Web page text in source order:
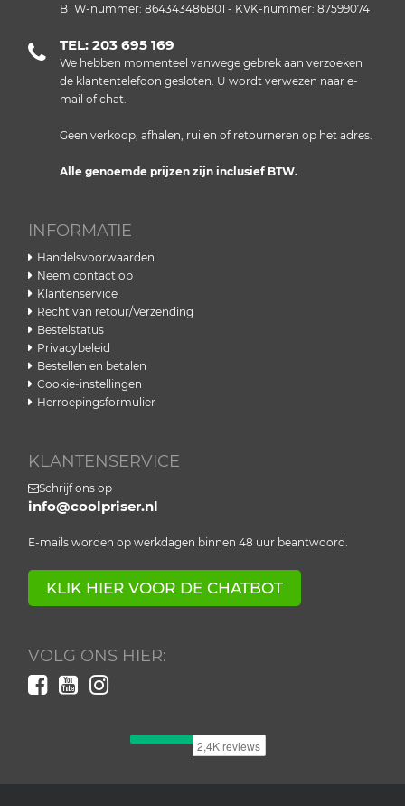
BTW-nummer: 864343486B01 - KVK-nummer: 87599074
TEL: 203 695 169
We hebben momenteel vanwege gebrek aan verzoeken
de klantentelefoon gesloten. U wordt verwezen naar e-
mail of chat.
Geen verkoop, afhalen, ruilen of retourneren op het adres.
Alle genoemde prijzen zijn inclusief BTW.
INFORMATIE
Handelsvoorwaarden
Neem contact op
Klantenservice
Recht van retour/Verzending
Bestelstatus
Privacybeleid
Bestellen en betalen
Cookie-instellingen
Herroepingsformulier
KLANTENSERVICE
Schrijf ons op
info@coolpriser.nl
E-mails worden op werkdagen binnen 48 uur beantwoord.
KLIK HIER VOOR DE CHATBOT
VOLG ONS HIER: